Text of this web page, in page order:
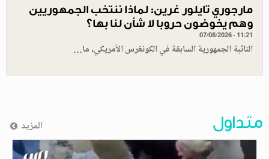
مارجوري تايلور غرين: لماذا ننتخب الجمهوريين
وهم يخوضون حروبا لا شأن لنا بها؟
07/08/2026 - 11:21
النائبة الجمهورية السابقة في الكونغرس الأمريكي، ما…
متداول المزيد